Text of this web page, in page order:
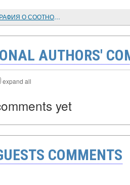
БУРЖУАЗНАЯ ИСТОРИОГРАФИЯ О СООТНОШЕНИИ ВЗГЛЯДОВ Т. ГОББСА И АНГЛИЙСКОЙ ДЕЙСТВИТЕЛЬНОСТИ XVII ВЕКА
AUTHORS'
expand all
yet
COMMENTS